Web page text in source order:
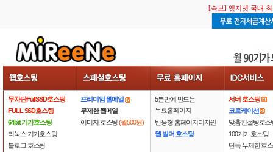
[속보] 엣지넷 국내
무차단FullSSD호스팅
FULL SSD호스팅
64bit 기가호스팅
리눅스 기가호스팅
블로그 호스팅
프리미엄 웹메일
무제한 웹메일
이미지 호스팅(월500원)
5분만에 만드는
무료홈페이지
반응형 홈페이지디자인
웹 빌더 호스팅
서버 호스팅
코로케이션
맞춤컨설팅호스
100기가 호스팅
단독 무제한 호